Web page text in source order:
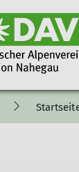
Jahre Sektion